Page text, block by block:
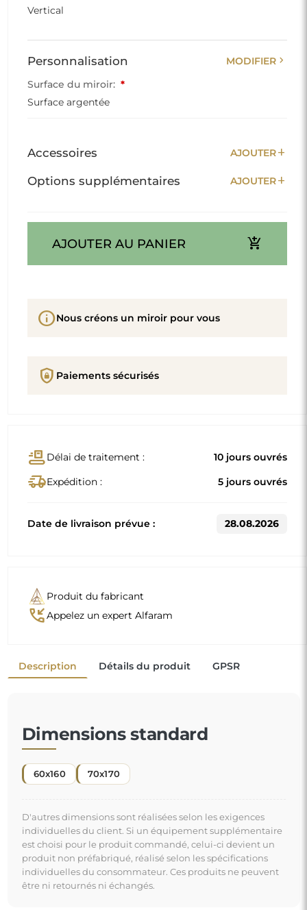
Vertical
Personnalisation MODIFIER chevron_right
Surface du miroir: *
Surface argentée
Accessoires AJOUTERadd
Options supplémentaires AJOUTERadd
AJOUTER AU PANIER add_shopping_cart
infoNous créons un miroir pour vous
shield_lock Paiements sécurisés
conveyor_beltDélai de traitement : 10 jours ouvrés
delivery_truck_speedExpédition : 5 jours ouvrés
Date de livraison prévue : 28.08.2026
Produit du fabricant
phone_callbackAppelez un expert Alfaram
Description Détails du produit GPSR
Dimensions standard
60x160 70x170
D'autres dimensions sont réalisées selon les exigences
individuelles du client. Si un équipement supplémentaire
est choisi pour le produit commandé, celui-ci devient un
produit non préfabriqué, réalisé selon les spécifications
individuelles du consommateur. Ces produits ne peuvent
être ni retournés ni échangés.